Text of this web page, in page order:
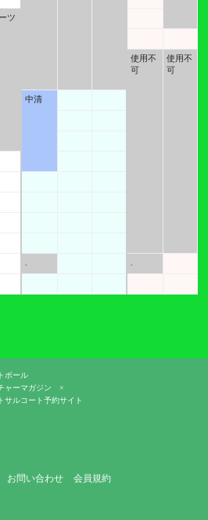
ツ
中清
.
使用不
可
.
使用不
可
ボール
ャーマガジン ×
サルコート予約サイト
お問い合わせ
会員規約